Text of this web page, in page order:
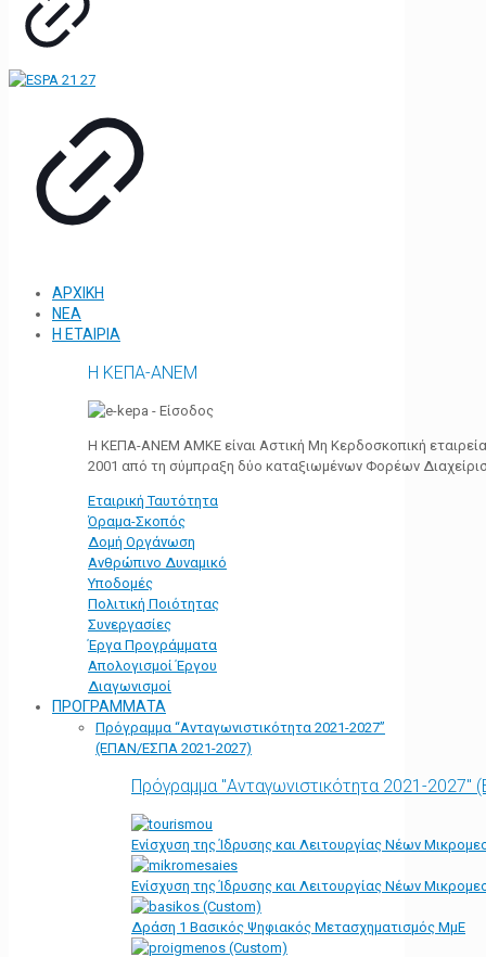
ΑΡΧΙΚΗ
ΝΕΑ
Η ΕΤΑΙΡΙΑ
Η ΚΕΠΑ-ΑΝΕΜ
Η ΚΕΠΑ-ΑΝΕΜ ΑΜΚΕ είναι Αστική Μη Κερδοσκοπική
2001 από τη σύμπραξη δύο καταξιωμένων Φορέων
Εταιρική Ταυτότητα
Όραμα-Σκοπός
Δομή Οργάνωση
Ανθρώπινο Δυναμικό
Υποδομές
Πολιτική Ποιότητας
Συνεργασίες
Έργα Προγράμματα
Απολογισμοί Έργου
Διαγωνισμοί
ΠΡΟΓΡΑΜΜΑΤΑ
Πρόγραμμα “Ανταγωνιστικότητα 2021-2027”
(ΕΠΑΝ/ΕΣΠΑ 2021-2027)
Πρόγραμμα "Ανταγωνιστικότητα 2021-
Ενίσχυση της Ίδρυσης και Λειτουργίας Νέων
Ενίσχυση της Ίδρυσης και Λειτουργίας Νέων
Δράση 1 Βασικός Ψηφιακός Μετασχηματισμός ΜμΕ